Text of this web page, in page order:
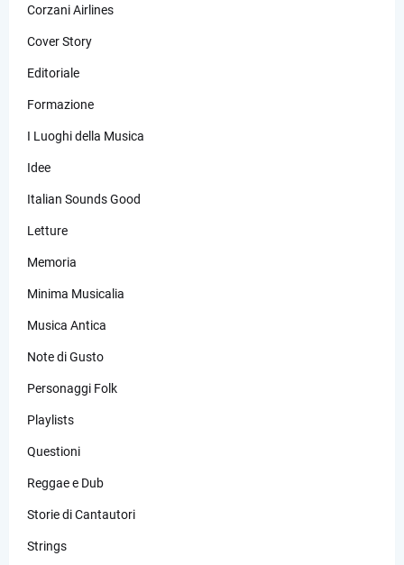
Corzani Airlines
Cover Story
Editoriale
Formazione
I Luoghi della Musica
Idee
Italian Sounds Good
Letture
Memoria
Minima Musicalia
Musica Antica
Note di Gusto
Personaggi Folk
Playlists
Questioni
Reggae e Dub
Storie di Cantautori
Strings